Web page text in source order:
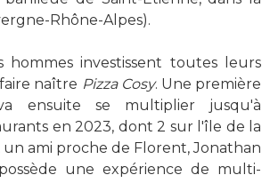
Rhône-Alpes).
hommes investissent toutes leurs
naître Pizza Cosy. Une première
ensuite se multiplier jusqu'à
en 2023, dont 2 sur l'île de la
un ami proche de Florent, Jonathan
une expérience de multi-